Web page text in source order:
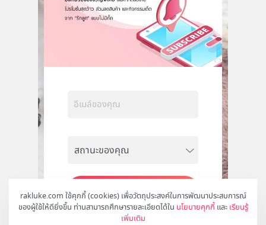
rakluke.com ใช้คุกกี้ (cookies) เพื่อวัตถุประสงค์ในการพัฒนาประสบการณ์
ของผู้ใช้ให้ดียิ่งขึ้น ท่านสามารถศึกษารายละเอียดได้ใน นโยบายคุกกี้ และ เรียนรู้
เพิ่มเติม
สมัคร